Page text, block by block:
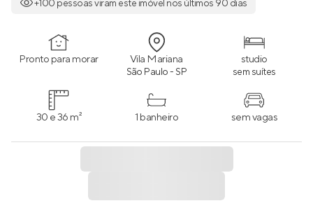
+100 pessoas viram este imóvel nos últimos 90 dias
Pronto para morar Vila Mariana
São Paulo - SP
studio
sem suítes
30 e 36 m² 1 banheiro sem vagas